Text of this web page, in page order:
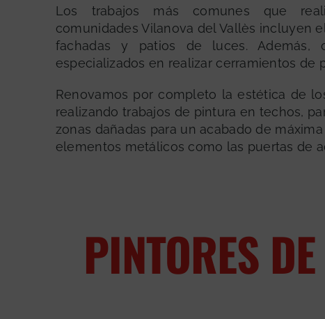
Los trabajos más comunes que
comunidades Vilanova del Vallès incluyen
fachadas y patios de luces. Además,
especializados en realizar cerramientos de
Renovamos por completo la estética de
realizando trabajos de pintura en techos,
zonas dañadas para un acabado de
elementos metálicos como las puertas de
PINTORES